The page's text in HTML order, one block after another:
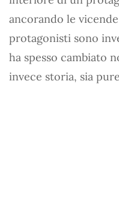
ancorando le
protagonisti sono
ha spesso cambiato
invece storia, sia